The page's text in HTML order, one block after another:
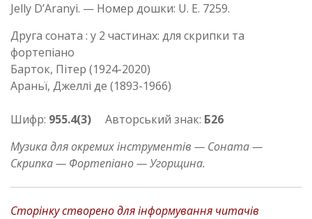
Jelly D’Aranyi. — Номер дошки: U. E. 7259.
Друга соната : у 2 частинах: для скрипки та
фортепіано
Барток, Пітер (1924-2020)
Араньї, Джеллі де (1893-1966)
Шифр: 955.4(3) Авторський знак: Б26
Музика для окремих інструментів — Соната —
Скрипка — Фортепіано — Угорщина.
Сторінку створено для інформування читачів